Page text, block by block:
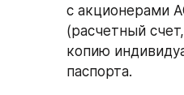
с акционерами
(расчетный
копию
паспорта.